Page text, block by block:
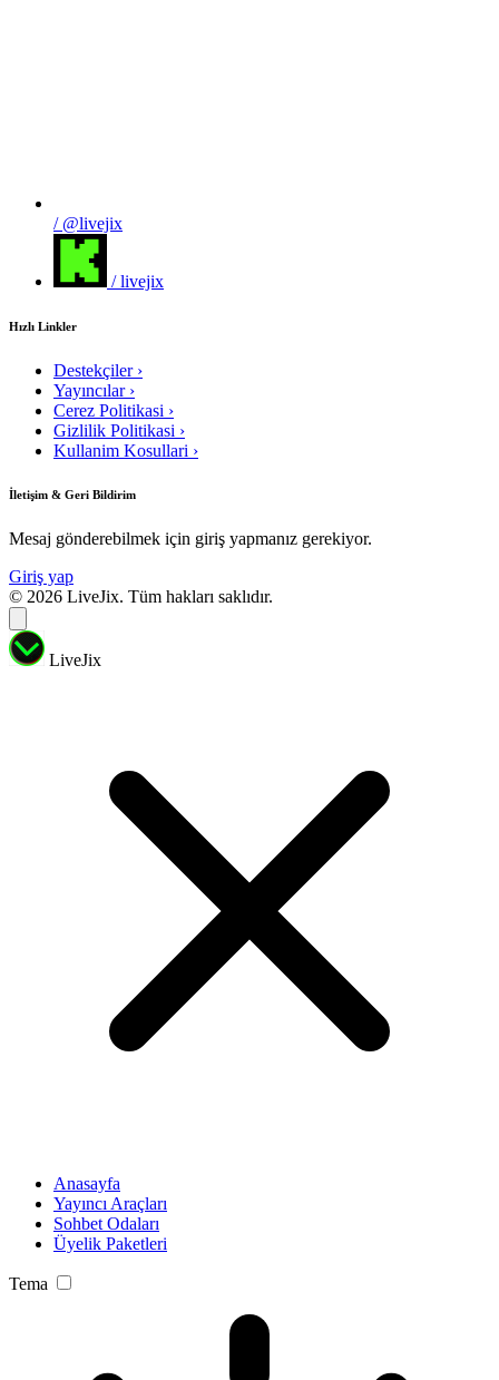
/ @livejix
/ livejix
Hızlı Linkler
Destekçiler ›
Yayıncılar ›
Cerez Politikasi ›
Gizlilik Politikasi ›
Kullanim Kosullari ›
İletişim & Geri Bildirim
Mesaj gönderebilmek için giriş yapmanız gerekiyor.
Giriş yap
© 2026 LiveJix. Tüm hakları saklıdır.
LiveJix
Anasayfa
Yayıncı Araçları
Sohbet Odaları
Üyelik Paketleri
Tema